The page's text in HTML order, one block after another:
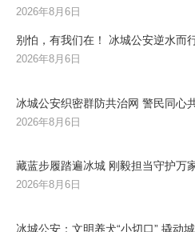
2026年8月6日
别怕，有我们在！ 冰城公安逆水而
2026年8月6日
冰城公安织密群防共治网 警民同心
2026年8月6日
藏蓝步履踏遍冰城 刚毅担当守护万
2026年8月6日
冰城公安：文明养犬“小切口” 撬动